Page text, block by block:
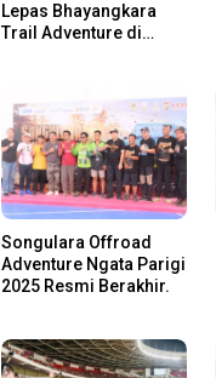
Lepas Bhayangkara
Trail Adventure di
Songulara Offroad
Adventure Ngata Parigi
2025 Resmi Berakhir.